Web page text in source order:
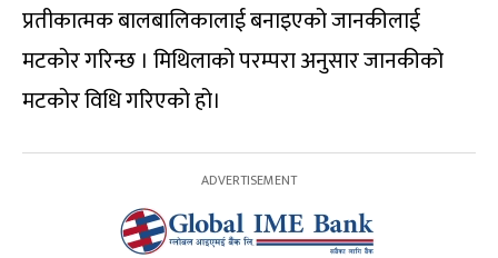
प्रतीकात्मक बालबालिकालाई बनाइएको जानकीलाई
मटकोर गरिन्छ । मिथिलाको परम्परा अनुसार जानकीको
मटकोर विधि गरिएको हो।